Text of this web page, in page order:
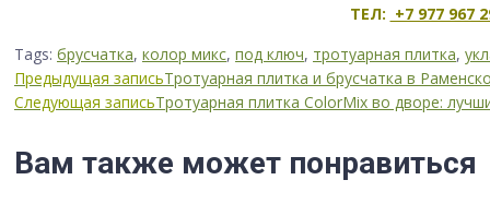
ТЕЛ: +7 977 967
Tags: брусчатка, колор микс, под ключ, тротуарная плитка,
Продолжить
Предыдущая записьТротуарная плитка и брусчатка в
Следующая записьТротуарная плитка ColorMix во дворе:
Вам также может понравиться